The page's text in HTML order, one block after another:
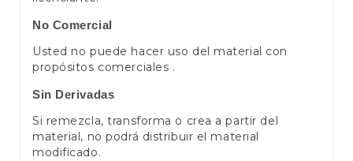
No Comercial
Usted no puede hacer uso del material con
propósitos comerciales .
Sin Derivadas
Si remezcla, transforma o crea a partir del
material, no podrá distribuir el material
modificado.